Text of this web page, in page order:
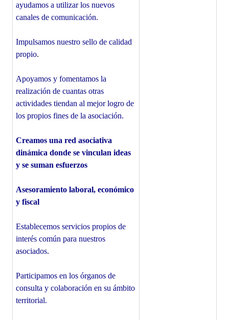
ayudamos a utilizar los nuevos
canales de comunicación.
Impulsamos nuestro sello de calidad
propio.
Apoyamos y fomentamos la
realización de cuantas otras
actividades tiendan al mejor logro de
los propios fines de la asociación.
Creamos una red asociativa
dinámica donde se vinculan ideas
y se suman esfuerzos
Asesoramiento laboral, económico
y fiscal
Establecemos servicios propios de
interés común para nuestros
asociados.
Participamos en los órganos de
consulta y colaboración en su ámbito
territorial.